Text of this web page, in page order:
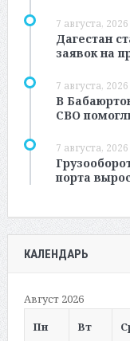
7 августа,
Дагестан
заявок на
7 августа,
В
СВО
7 августа,
порта
КАЛЕНДАРЬ
Август 2026
Пн
Вт